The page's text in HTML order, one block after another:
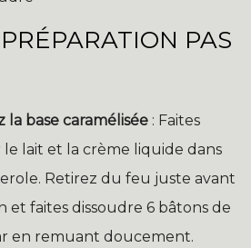
PAS
la base caramélisée : Faites
lait et la crème liquide dans
Retirez du feu juste avant
et faites dissoudre 6 bâtons de
en remuant doucement.